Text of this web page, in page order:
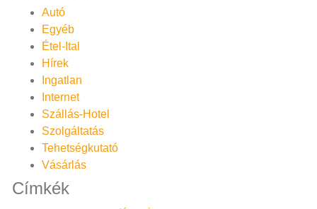
Autó
Egyéb
Étel-Ital
Hírek
Ingatlan
Internet
Szállás-Hotel
Szolgáltatás
Tehetségkutató
Vásárlás
Címkék